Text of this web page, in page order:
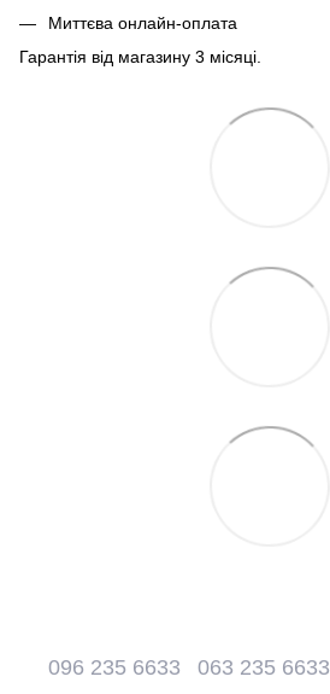
Миттєва онлайн-оплата
Гарантія від магазину 3 місяці.
096 235 6633 063 235 6633